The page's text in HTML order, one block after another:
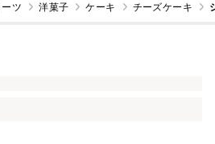
ツ 洋菓子 ケーキ チーズケーキ